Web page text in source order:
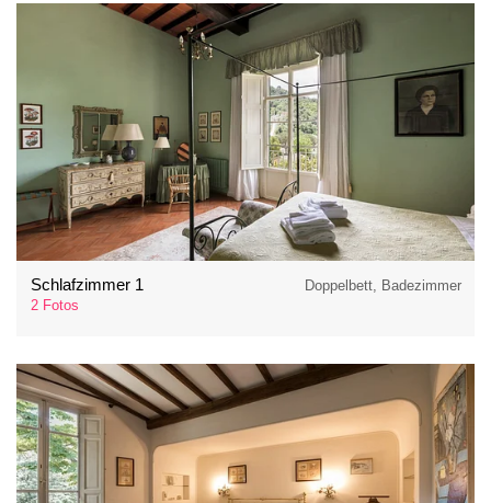
Schlafzimmer 1
2 Fotos
Doppelbett, Badezimmer